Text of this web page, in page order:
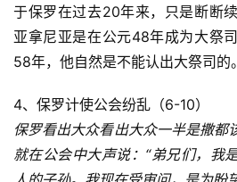
于保罗在过去20年来，只是断断
亚拿尼亚是在公元48年成为大祭
58年，他自然是不能认出大祭司的。
4、保罗计使公会纷乱（6-10）
保罗看出大众看出大众一半是撒都
就在公会中大声说：“弟兄们，我